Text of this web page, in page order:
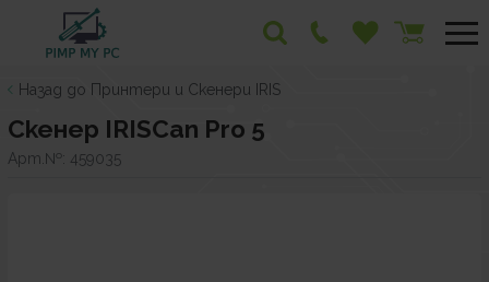
Назад до Принтери и Скенери IRIS
Скенер IRISCan Pro 5
Арт.№: 459035